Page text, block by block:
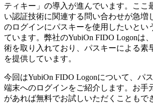
ティキー」の導入が進んでいます。ここ
い認証技術に関連する問い合わせが急増
のログインにパスキーを使用したいとい
ています。弊社のYubiOn FIDO Logonは
術を取り入れており、パスキーによる素
を提供しています。
今回はYubiOn FIDO Logonについて、パ
端末へのログインをご紹介します。お手
があれば無料でお試しいただくこともで